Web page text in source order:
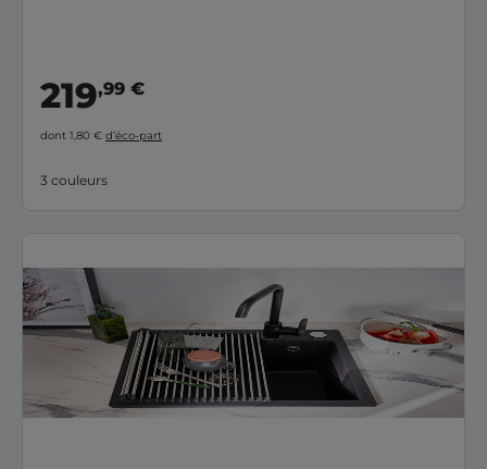
219,99 €
dont 1,80 € d’éco-part
3 couleurs